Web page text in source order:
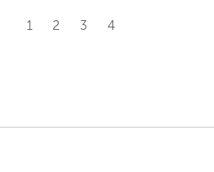
1 2 3 4